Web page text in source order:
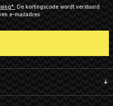
De kortingscode wordt verstuurd
e-mailadres.